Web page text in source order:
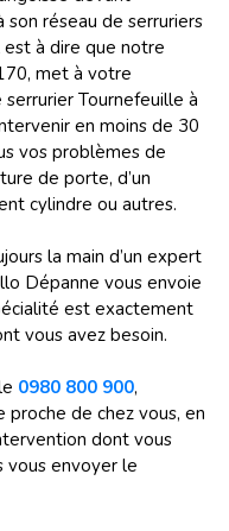
son réseau de serruriers
à dire que notre
met à votre
Tournefeuille à
en moins de 30
vos problèmes de
de porte, d’un
cylindre ou autres.
la main d’un expert
Dépanne vous envoie
est exactement
vous avez besoin.
0980 800 900,
proche de chez vous, en
dont vous
vous envoyer le